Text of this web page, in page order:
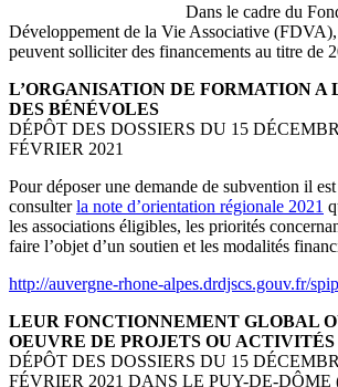
Dans le cadre du
Développement de la Vie Associative (FDVA),
peuvent solliciter des financements au titre de
L’ORGANISATION DE FORMATION A
DES BÉNÉVOLES
DÉPÔT DES DOSSIERS DU 15
FÉVRIER 2021
Pour déposer une demande de subvention il
consulterla note d’orientation régionale 2021
les associations éligibles, les priorités
faire l’objet d’un soutien et les modalités
http://auvergne-rhone-alpes.drdjscs.gouv.fr/
LEUR FONCTIONNEMENT GLOBAL
OEUVRE DE PROJETS OU
DÉPÔT DES DOSSIERS DU 15
FÉVRIER 2021 DANS LE PUY-DE-DÔME